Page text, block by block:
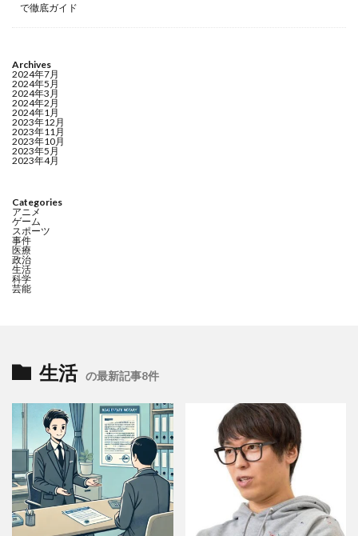
で徹底ガイド
Archives
2024年7月
2024年5月
2024年3月
2024年2月
2024年1月
2023年12月
2023年11月
2023年10月
2023年5月
2023年4月
Categories
アニメ
ゲーム
スポーツ
事件
医療
政治
生活
科学
芸能
生活 の最新記事8件